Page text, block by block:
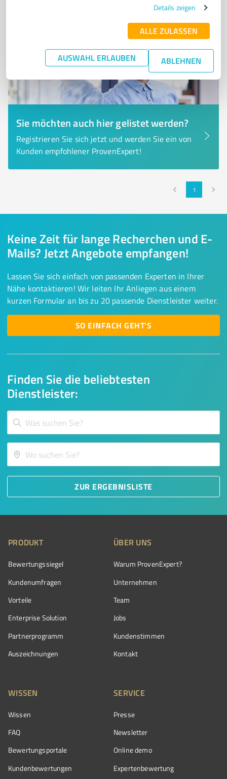
Details zeigen
ALLE ZULASSEN
AUSWAHL ERLAUBEN ABLEHNEN
Sie möchten auch hier gelistet werden?
Registrieren Sie sich jetzt und werden Sie ein von
Kunden empfohlener ProvenExpert!
1
Finden Sie die beliebtesten
Dienstleister:
ZUR ERGEBNISLISTE
Keine Zeit für lange Recherchen und E-
Mails? Jetzt Angebote empfangen!
Lassen Sie sich einfach von passenden Experten in Ihrer
Nähe kontaktieren! Wir leiten Ihr Anliegen aus einem
kurzen Formular an bis zu 20 passende Dienstleister weiter.
SO EINFACH GEHT'S
PRODUKT
Bewertungssiegel
Kundenumfragen
Vorteile
Enterprise Solution
Partnerprogramm
Auszeichnungen
ÜBER UNS
Warum ProvenExpert?
Unternehmen
Team
Jobs
Kundenstimmen
Kontakt
WISSEN
Wissen
FAQ
Bewertungsportale
Kundenbewertungen
SERVICE
Presse
Newsletter
Online demo
Expertenbewertung